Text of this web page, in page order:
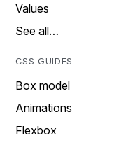
Values
See all…
CSS GUIDES
Box model
Animations
Flexbox